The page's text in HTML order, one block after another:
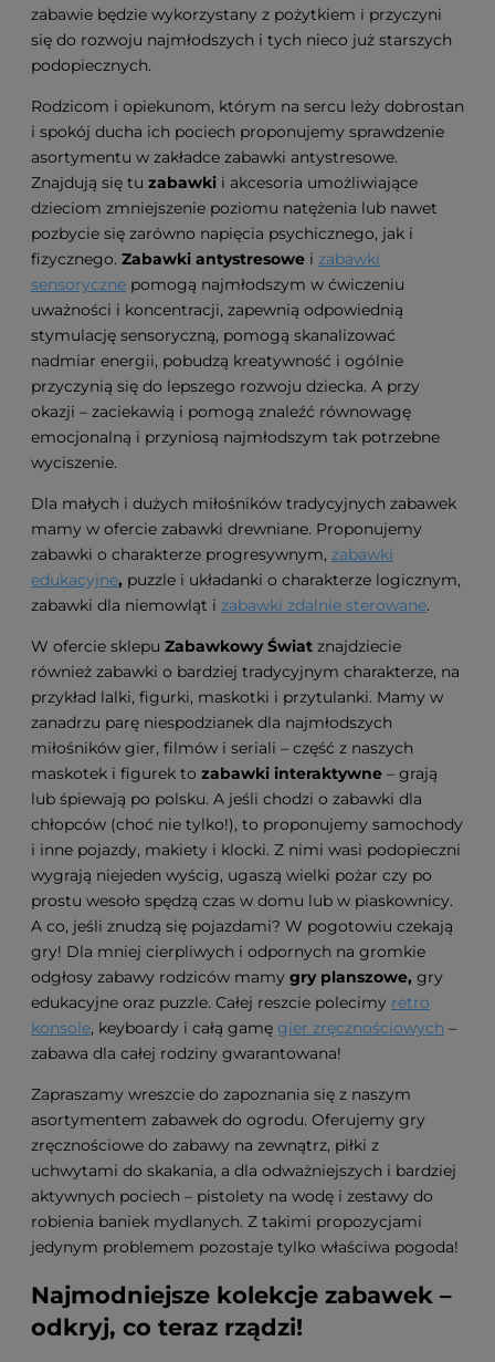
zabawie będzie wykorzystany z pożytkiem i przyczyni
się do rozwoju najmłodszych i tych nieco już starszych
podopiecznych.
Rodzicom i opiekunom, którym na sercu leży dobrostan
i spokój ducha ich pociech proponujemy sprawdzenie
asortymentu w zakładce zabawki antystresowe.
Znajdują się tu zabawki i akcesoria umożliwiające
dzieciom zmniejszenie poziomu natężenia lub nawet
pozbycie się zarówno napięcia psychicznego, jak i
fizycznego. Zabawki antystresowe i zabawki
sensoryczne pomogą najmłodszym w ćwiczeniu
uważności i koncentracji, zapewnią odpowiednią
stymulację sensoryczną, pomogą skanalizować
nadmiar energii, pobudzą kreatywność i ogólnie
przyczynią się do lepszego rozwoju dziecka. A przy
okazji – zaciekawią i pomogą znaleźć równowagę
emocjonalną i przyniosą najmłodszym tak potrzebne
wyciszenie.
Dla małych i dużych miłośników tradycyjnych zabawek
mamy w ofercie zabawki drewniane. Proponujemy
zabawki o charakterze progresywnym, zabawki
edukacyjne, puzzle i układanki o charakterze logicznym,
zabawki dla niemowląt i zabawki zdalnie sterowane.
W ofercie sklepu Zabawkowy Świat znajdziecie
również zabawki o bardziej tradycyjnym charakterze, na
przykład lalki, figurki, maskotki i przytulanki. Mamy w
zanadrzu parę niespodzianek dla najmłodszych
miłośników gier, filmów i seriali – część z naszych
maskotek i figurek to zabawki interaktywne – grają
lub śpiewają po polsku. A jeśli chodzi o zabawki dla
chłopców (choć nie tylko!), to proponujemy samochody
i inne pojazdy, makiety i klocki. Z nimi wasi podopieczni
wygrają niejeden wyścig, ugaszą wielki pożar czy po
prostu wesoło spędzą czas w domu lub w piaskownicy.
A co, jeśli znudzą się pojazdami? W pogotowiu czekają
gry! Dla mniej cierpliwych i odpornych na gromkie
odgłosy zabawy rodziców mamy gry planszowe, gry
edukacyjne oraz puzzle. Całej reszcie polecimy retro
konsole, keyboardy i całą gamę gier zręcznościowych –
zabawa dla całej rodziny gwarantowana!
Zapraszamy wreszcie do zapoznania się z naszym
asortymentem zabawek do ogrodu. Oferujemy gry
zręcznościowe do zabawy na zewnątrz, piłki z
uchwytami do skakania, a dla odważniejszych i bardziej
aktywnych pociech – pistolety na wodę i zestawy do
robienia baniek mydlanych. Z takimi propozycjami
jedynym problemem pozostaje tylko właściwa pogoda!
Najmodniejsze kolekcje zabawek –
odkryj, co teraz rządzi!